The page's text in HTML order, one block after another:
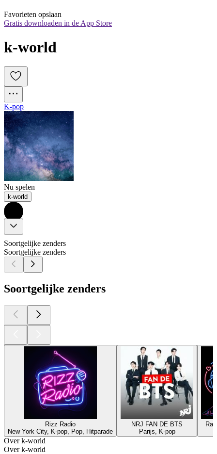
Favorieten opslaan
Gratis downloaden in de App Store
k-world
K-pop
Nu spelen
k-world
Soortgelijke zenders
Soortgelijke zenders
Soortgelijke zenders
Rizz Radio
New York City, K-pop, Pop, Hitparade
NRJ FAN DE BTS
Parijs, K-pop
Over k-world
Over k-world